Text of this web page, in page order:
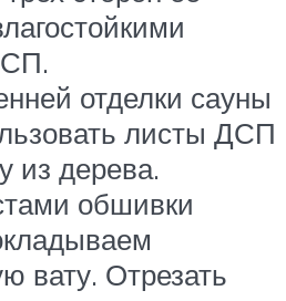
отделки сауны
листы ДСП
из дерева.
обшивки
вату. Отрезать